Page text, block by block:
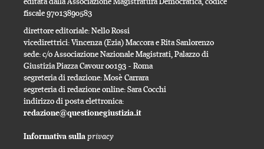
fiscale 97013890583
direttore editoriale: Nello Rossi
vicedirettrici: Vincenza (Ezia) Maccora e Rita Sanlorenzo
sede: c/o Associazione Nazionale Magistrati, Palazzo di
Giustizia Piazza Cavour 00193 - Roma
segreteria di redazione: Mosè Carrara
segreteria di redazione online: Sara Cocchi
indirizzo di posta elettronica:
redazione@questionegiustizia.it
Informativa sullaprivacy